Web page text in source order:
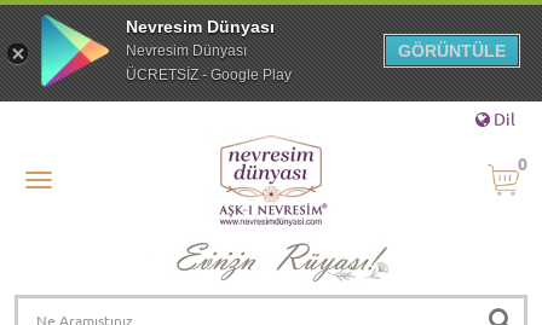
Dil
0
Nevresim Dünyası
Nevresim Dünyası
ÜCRETSİZ - Google Play
GÖRÜNTÜLE